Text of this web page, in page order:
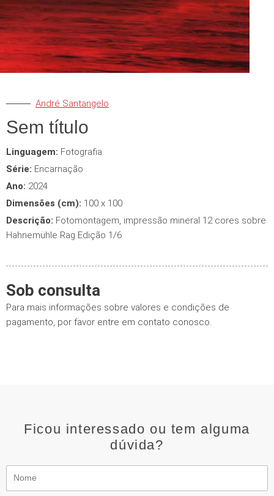
André Santangelo
Sem título
Linguagem: Fotografia
Série: Encarnação
Ano: 2024
Dimensões (cm): 100 x 100
Descrição: Fotomontagem, impressão mineral 12 cores sobre
Hahnemühle Rag Edição 1/6
Sob consulta
Para mais informações sobre valores e condições de
pagamento, por favor entre em contato conosco.
Ficou interessado ou tem alguma
dúvida?